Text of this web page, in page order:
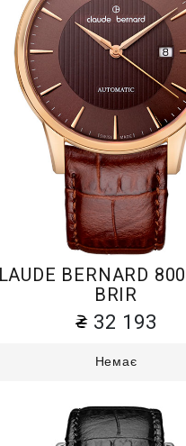
BERNARD
BRIR
32 193
Немає